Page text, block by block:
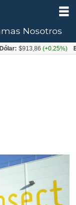
Nosotros
$913,86(+0.25%) Euro: